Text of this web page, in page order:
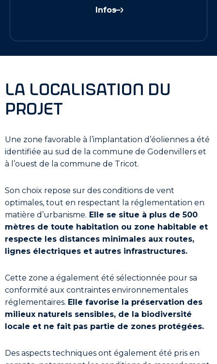
Infos
la localisation du
projet
Une zone favorable à l’implantation d’éoliennes a été
identifiée au sud de la commune de Godenvillers et
à l’ouest de la commune de Tricot.
Son choix repose sur des conditions de vent
optimales, tout en respectant la réglementation en
matière d’urbanisme. Elle se situe à plus de 500
mètres de toute habitation ou zone habitable et
respecte les distances minimales aux routes,
lignes électriques et autres infrastructures.
Cette zone a également été sélectionnée pour sa
conformité aux contraintes environnementales
réglementaires. Elle favorise la préservation des
milieux naturels sensibles, de la biodiversité
locale et ne fait pas partie de zones protégées.
Des aspects techniques ont également été pris en